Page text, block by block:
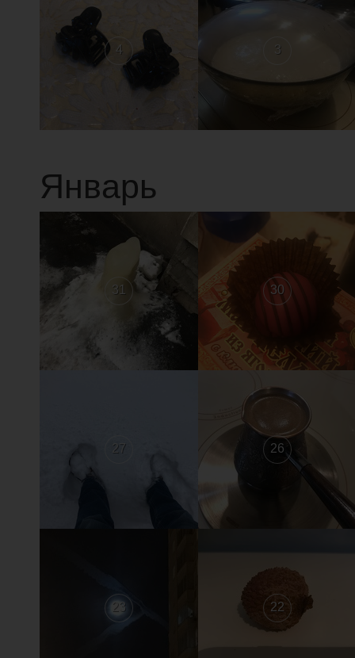
4 3
Январь
31 30
27 26
23 22